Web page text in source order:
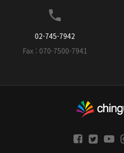
02-745-7942
Fax : 070-7500-7941